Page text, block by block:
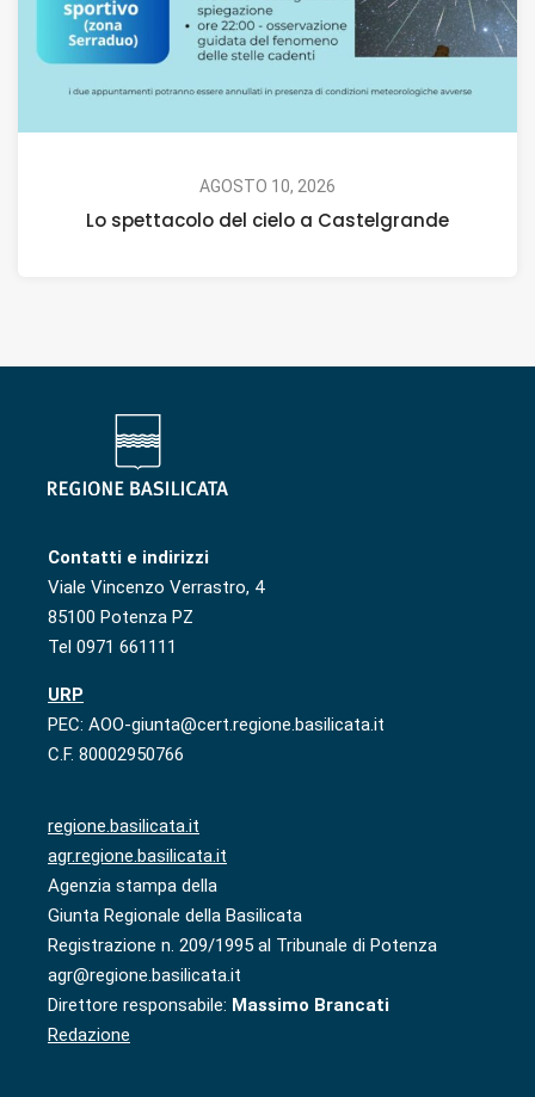
AGOSTO 10, 2026
Lo spettacolo del cielo a Castelgrande
Contatti e indirizzi
Viale Vincenzo Verrastro, 4
85100 Potenza PZ
Tel 0971 661111
URP
PEC: AOO-giunta@cert.regione.basilicata.it
C.F. 80002950766
regione.basilicata.it
agr.regione.basilicata.it
Agenzia stampa della
Giunta Regionale della Basilicata
Registrazione n. 209/1995 al Tribunale di Potenza
agr@regione.basilicata.it
Direttore responsabile: Massimo Brancati
Redazione